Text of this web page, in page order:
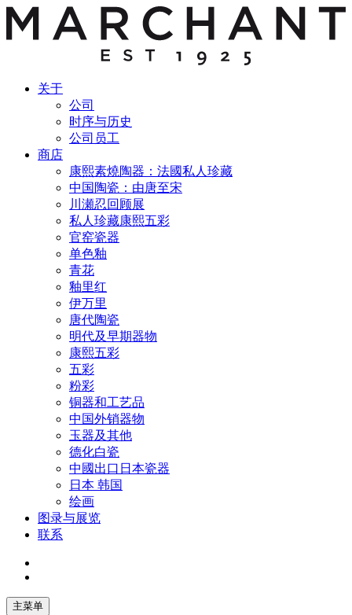
关于
公司
时序与历史
公司员工
商店
康熙素燒陶器：法國私人珍藏
中国陶瓷：由唐至宋
川瀬忍回顾展
私人珍藏康熙五彩
官窑瓷器
单色釉
青花
釉里红
伊万里
唐代陶瓷
明代及早期器物
康熙五彩
五彩
粉彩
铜器和工艺品
中国外销器物
玉器及其他
德化白瓷
中國出口日本瓷器
日本 韩国
绘画
图录与展览
联系
主菜单